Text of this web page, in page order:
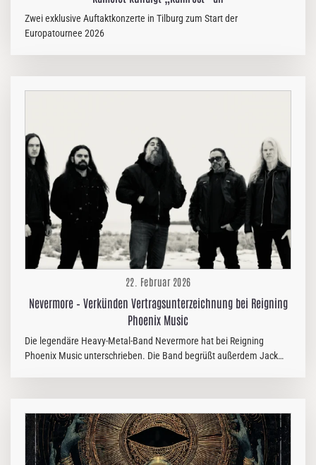
Zwei exklusive Auftaktkonzerte in Tilburg zum Start der
Europatournee 2026
22. Februar 2026
Nevermore – Verkünden Vertragsunterzeichnung bei Reigning
Phoenix Music
Die legendäre Heavy-Metal-Band Nevermore hat bei Reigning
Phoenix Music unterschrieben. Die Band begrüßt außerdem Jack
Nevermores erster Live-Auftritt am 1. April 2026 in Istanbul, Türkei,
statt. Gitarrist Jeff Loomis und Schlagzeuger Van Williams äußern
sich zu diesem neuen Kapitel: „Wir freuen uns riesig, bekannt geben
zu können, dass Nevermore offiziell bei Reigning Phoenix Music
unter Vertrag steht! Von Anfang an war klar, dass sie der perfekte